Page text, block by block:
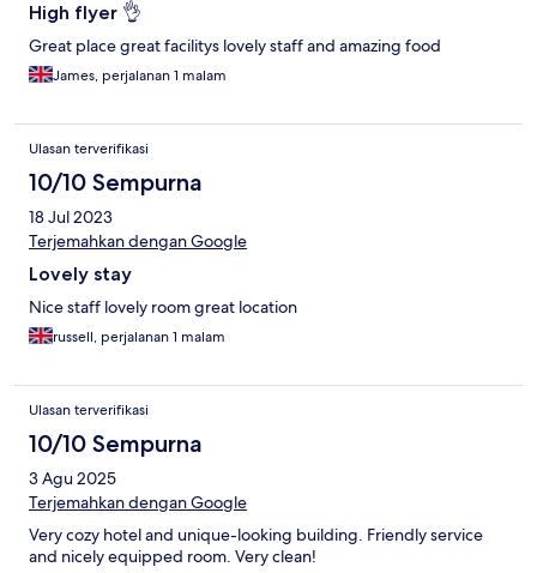
High flyer 👌
Great place great facilitys lovely staff and amazing food
James, perjalanan 1 malam
Ulasan terverifikasi
10/10 Sempurna
18 Jul 2023
Terjemahkan dengan Google
Lovely stay
Nice staff lovely room great location
russell, perjalanan 1 malam
Ulasan terverifikasi
10/10 Sempurna
3 Agu 2025
Terjemahkan dengan Google
Very cozy hotel and unique-looking building. Friendly service
and nicely equipped room. Very clean!